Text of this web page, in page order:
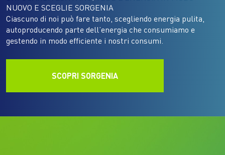
NUOVO E SCEGLIE SORGENIA
Ciascuno di noi può fare tanto, scegliendo energia pulita,
autoproducendo parte dell’energia che consumiamo e
gestendo in modo efficiente i nostri consumi.
SCOPRI SORGENIA